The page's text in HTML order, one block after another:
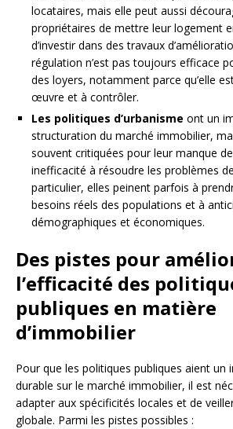
locataires, mais elle peut aussi
propriétaires de mettre leur logement
d’investir dans des travaux
régulation n’est pas toujours efficace
des loyers, notamment parce qu’elle
œuvre et à contrôler.
Les politiques d’urbanisme ont un
structuration du marché immobilier,
souvent critiquées pour leur manque
inefficacité à résoudre les problèmes
particulier, elles peinent parfois à
besoins réels des populations et à
démographiques et économiques.
Des pistes pour
l’efficacité des
publiques en matière
d’immobilier
Pour que les politiques publiques aient un
durable sur le marché immobilier, il est
adapter aux spécificités locales et de
globale. Parmi les pistes possibles :